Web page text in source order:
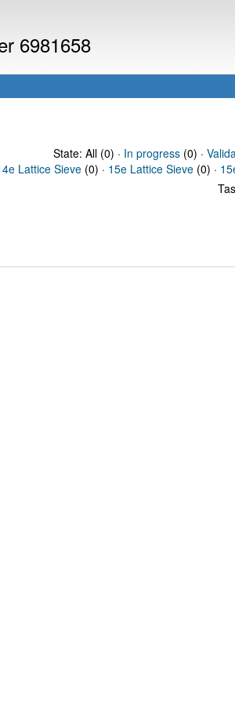
6981658
State: All (0) · In progress(0) ·
Lattice Sieve (0) · 15e Lattice Sieve (0) ·